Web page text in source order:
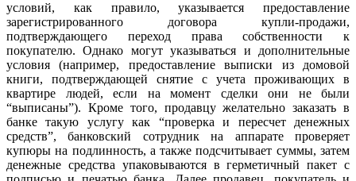
условий, как правило, указывается предоставление
зарегистрированного договора купли-продажи,
подтверждающего переход права собственности к
покупателю. Однако могут указываться и дополнительные
условия (например, предоставление выписки из домовой
книги, подтверждающей снятие с учета проживающих в
квартире людей, если на момент сделки они не были
“выписаны”). Кроме того, продавцу желательно заказать в
банке такую услугу как “проверка и пересчет денежных
средств”, банковский сотрудник на аппарате проверяет
купюры на подлинность, а также подсчитывает суммы, затем
денежные средства упаковываются в герметичный пакет с